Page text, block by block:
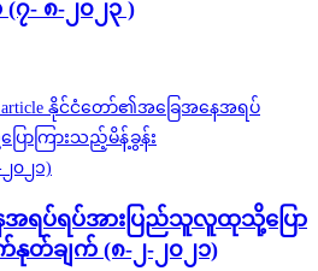
- ၈-၂၀၂၃ )
ရပ်ရပ်အားပြည်သူလူထုသို့ပြော
နုတ်ချက် (၈-၂-၂၀၂၁)